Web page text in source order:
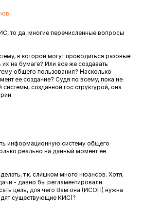
то да, многие перечисленные вопросы
в которой могут проводиться разовые
на бумаге? Или все же создавать
общего пользования? Насколько
ее создание? Судя по всему, пока не
системы, созданной гос структурой, она
информационную систему общего
реально на данный момент ее
т.к. слишком много нюансов. Хотя,
- давно бы регламентировали.
цель, для чего Вам она (ИСОП) нужна
существующие КИС)?